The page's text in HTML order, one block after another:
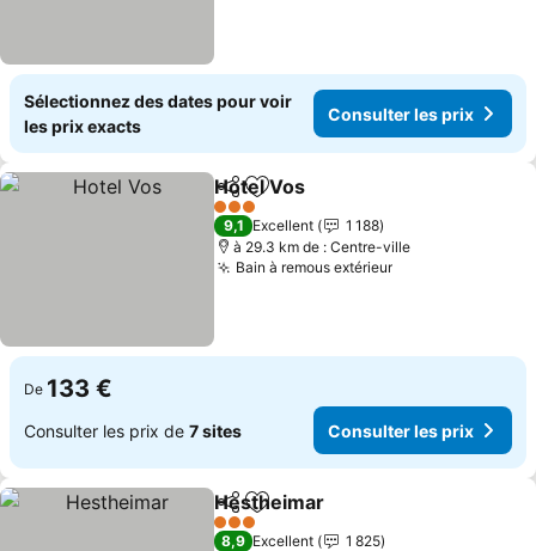
Sélectionnez des dates pour voir
les prix exacts
Consulter les prix
PartagerAjouter à mes favoris
Hotel Vos
3 Étoiles
9,1 Excellent
1 188
à 29.3 km de : Centre-ville
Bain à remous extérieurConsulter les
De 133 €
Consulter les prix de 7 sites Consulter les prix
PartagerAjouter à mes favoris
Hestheimar
3 Étoiles
8,9 Excellent
1 825